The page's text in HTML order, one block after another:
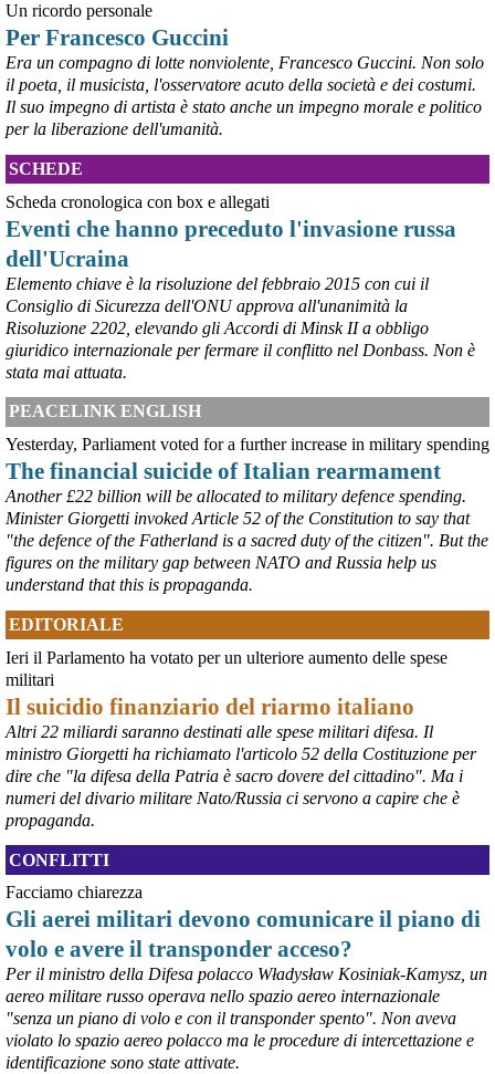
@peacelink - 6/8/2026 21:53
askanews.it/2026/08/05/ex-ilva
“Dal confronto con tutti gli attori e dai contributi raccolti il Governo
elaborerà, come concordato a Palazzo Chigi, un piano straordinario
per Taranto”, avrebbe detto il ministro Urso.
# Taranto #ILVA
@peacelink - 6/8/2026 21:50
corriereditaranto.it/2026/08/0
Aprendo i lavori, il ministro Urso ha sottolineato come il Governo
debba necessariamente prendere atto della decisione della Corte
d’Appello di Milano, ricordando che il provvedimento è già stato
inserito nella data room della procedura di vendita. “Alla luce del
nuovo scenario – ha spiegato – Jindal ha presentato una proposta
aggiornata sull’intero perimetro aziendale che tiene conto della
chiusura dell’area a caldo e che i commissari stanno valutando”.
#ILVA #Taranto
borsaitaliana.it/borsa/notizie
Si sta ragionando su un piano B per Taranto dopo la chiusura
dell’area a caldo dell’ILVA?
#ILVA
cronachetarantine.it/index.php
il Governo ha manifestato l’intenzione di predisporre un
provvedimento straordinario per attenuare le conseguenze
economiche e sociali della prevista fermata dell’area a caldo e ha
chiesto alle rappresentanze del territorio di formulare proposte
concrete per definirne i contenuti. Casartigiani valuta positivamente
questa disponibilità.
#
ILVA Taranto
Un ricordo personale
Per Francesco Guccini
Era un compagno di lotte nonviolente, Francesco Guccini. Non solo
il poeta, il musicista, l'osservatore acuto della società e dei costumi.
Il suo impegno di artista è stato anche un impegno morale e politico
per la liberazione dell'umanità.
SCHEDE
Scheda cronologica con box e allegati
Eventi che hanno preceduto l'invasione russa
dell'Ucraina
Elemento chiave è la risoluzione del febbraio 2015 con cui il
Consiglio di Sicurezza dell'ONU approva all'unanimità la
Risoluzione 2202, elevando gli Accordi di Minsk II a obbligo
giuridico internazionale per fermare il conflitto nel Donbass. Non è
stata mai attuata.
PEACELINK ENGLISH
Yesterday, Parliament voted for a further increase in military spending
The financial suicide of Italian rearmament
Another £22 billion will be allocated to military defence spending.
Minister Giorgetti invoked Article 52 of the Constitution to say that
"the defence of the Fatherland is a sacred duty of the citizen". But the
figures on the military gap between NATO and Russia help us
understand that this is propaganda.
EDITORIALE
Ieri il Parlamento ha votato per un ulteriore aumento delle spese
militari
Il suicidio finanziario del riarmo italiano
Altri 22 miliardi saranno destinati alle spese militari difesa. Il
ministro Giorgetti ha richiamato l'articolo 52 della Costituzione per
dire che "la difesa della Patria è sacro dovere del cittadino". Ma i
numeri del divario militare Nato/Russia ci servono a capire che è
propaganda.
CONFLITTI
Facciamo chiarezza
Gli aerei militari devono comunicare il piano di
volo e avere il transponder acceso?
Per il ministro della Difesa polacco Władysław Kosiniak-Kamysz, un
aereo militare russo operava nello spazio aereo internazionale
"senza un piano di volo e con il transponder spento". Non aveva
violato lo spazio aereo polacco ma le procedure di intercettazione e
identificazione sono state attivate.